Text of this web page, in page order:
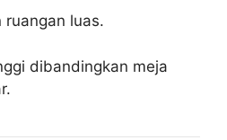
ruangan luas.
dibandingkan meja